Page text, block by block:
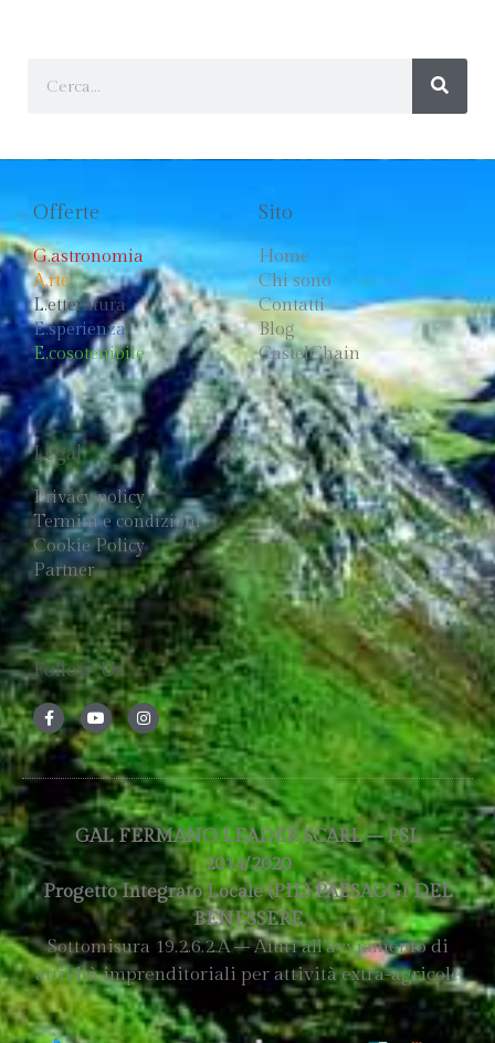
Offerte
G.astronomia
A.rte
L.etteratura
E.sperienza
E.cosotenibile
Sito
Home
Chi sono
Contatti
Blog
CastelChain
Legal
Privacy policy
Termini e condizioni
Cookie Policy
Partner
Follow Us
GAL FERMANO LEADER SCARL – PSL
2014/2020
Progetto Integrato Locale (PIL) PAESAGGI DEL
BENESSERE
Sottomisura 19.2.6.2.A – Aiuti all’avviamento di
attività imprenditoriali per attività extra-agricole